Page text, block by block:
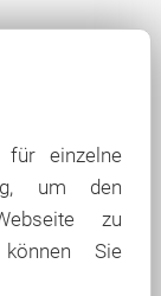
im
der
Die
in das
entlang
einzelne
um den
zu
Sie